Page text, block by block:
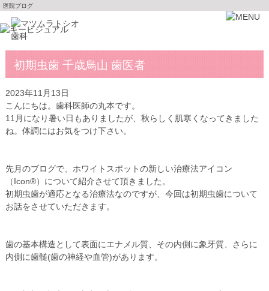
医院ブログ
初期虫歯 千歳烏山 歯医者
2023年11月13日
こんにちは。歯科医師の丸本です。
11月になり暑い日もありましたが、秋らしく肌寒くなってきました
ね。体調にはお気をつけ下さい。
先月のブログで、ホワイトスポットの新しい治療法アイコン
（Icon®）について紹介させて頂きました。
初期虫歯が適応となる治療法なのですが、今回は初期虫歯について
お話をさせていただきます。
歯の基本構造として表面にエナメル質、その内側に象牙質、さらに
内側に歯髄(歯の神経や血管)があります。